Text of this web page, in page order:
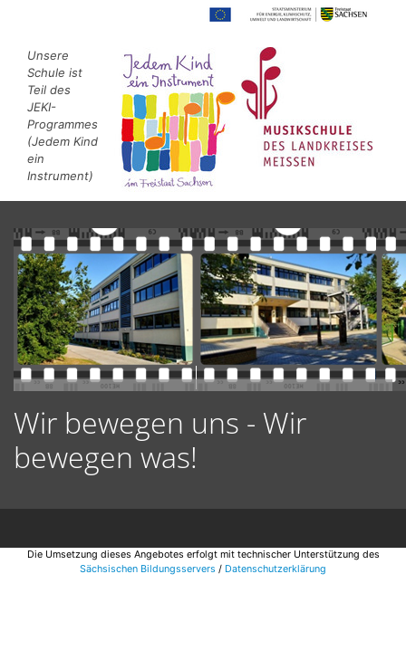
Unsere
Schule ist
Teil des
JEKI-
Programmes
(Jedem Kind
ein
Instrument)
Wir bewegen uns - Wir
bewegen was!
Die Umsetzung dieses Angebotes erfolgt mit technischer Unterstützung des
Sächsischen Bildungsservers / Datenschutzerklärung